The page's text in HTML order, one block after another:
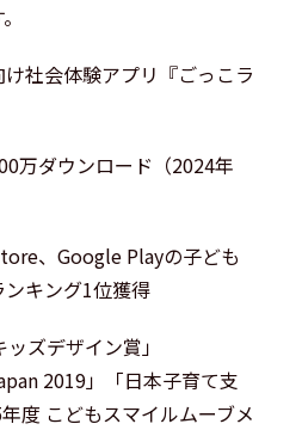
社会体験アプリ『ごっこラ
万ダウンロード（2024年
、Google Playの子ども
キング1位獲得
ズデザイン賞」
2019」「日本子育て支
度 こどもスマイルムーブメ